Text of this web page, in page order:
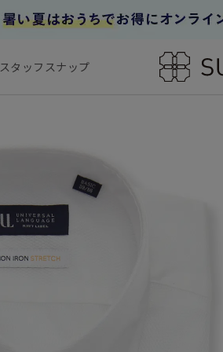
スタッフスナップ